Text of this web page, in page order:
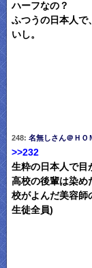
ハーフなの？
ふつうの日本人で
いし。
248: 名無しさん＠ＨＯ
>>232
生粋の日本人で目
高校の後輩は染め
校がよんだ美容師
生徒全員)